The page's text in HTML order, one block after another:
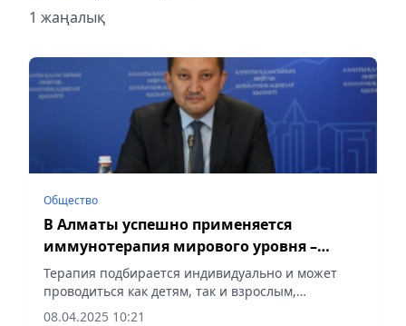
1 жаңалық
Общество
В Алматы успешно применяется
иммунотерапия мирового уровня –
эксперт
Терапия подбирается индивидуально и может
проводиться как детям, так и взрослым,
сообщает Vecher.kz.
08.04.2025 10:21